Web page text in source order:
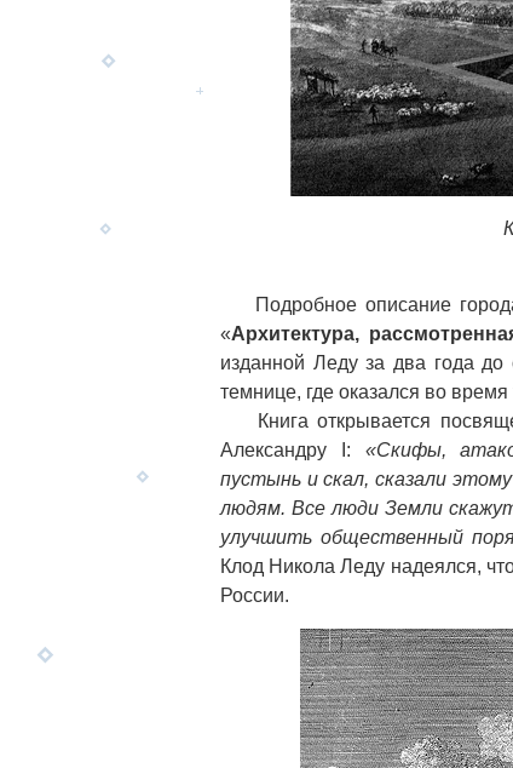
Подробное описание
«Архитектура,
изданной Леду за два года
темнице, где оказался во
Книга открывается
Александру I: «Скифы,
пустынь и скал, сказали
людям. Все люди Земли
улучшить общественный
Клод Никола Леду надеялся,
России.